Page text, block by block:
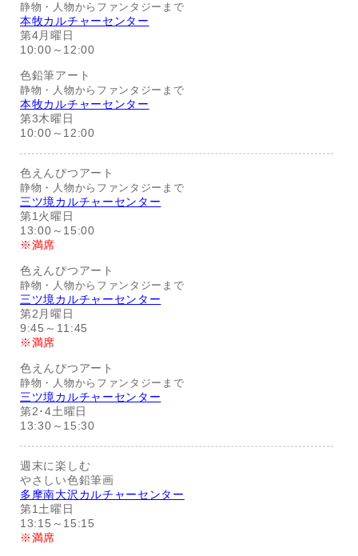
静物・人物からファンタジーまで
本牧カルチャーセンター
第4月曜日
10:00～12:00
色鉛筆アート
静物・人物からファンタジーまで
本牧カルチャーセンター
第3木曜日
10:00～12:00
色えんぴつアート
静物・人物からファンタジーまで
三ツ境カルチャーセンター
第1火曜日
13:00～15:00
※満席
色えんぴつアート
静物・人物からファンタジーまで
三ツ境カルチャーセンター
第2月曜日
9:45～11:45
※満席
色えんぴつアート
静物・人物からファンタジーまで
三ツ境カルチャーセンター
第2･4土曜日
13:30～15:30
週末に楽しむ
やさしい色鉛筆画
多摩南大沢カルチャーセンター
第1土曜日
13:15～15:15
※満席